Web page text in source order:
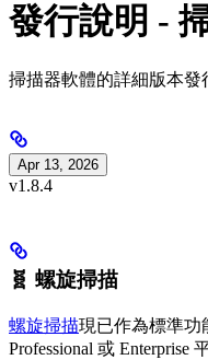
發行說明 -
掃描器軟體的詳細版本發
Apr 13, 2026
v1.8.4
🧬 螺旋掃描
螺旋掃描現已作為標準功
Professional 或